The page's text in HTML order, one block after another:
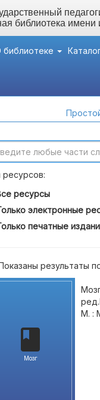
библиотека
библиотеке
ресурсов:
ресурсы
электронные
печатные
результаты
Мозг
М. :